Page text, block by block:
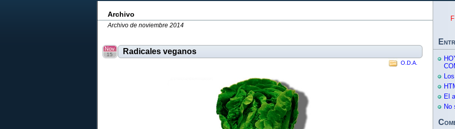
Archivo
Archivo de noviembre 2014
Radicales veganos
Nov
15
O.D.A.
El
No